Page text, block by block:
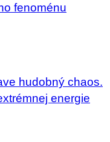
fenoménu
hudobný chaos.
energie